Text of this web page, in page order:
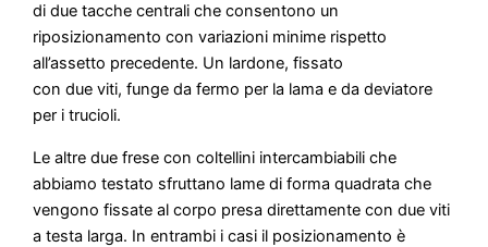
di due tacche centrali che consentono un
riposizionamento con variazioni minime rispetto
all’assetto precedente. Un lardone, fissato
con due viti, funge da fermo per la lama e da deviatore
per i trucioli.
Le altre due frese con coltellini intercambiabili che
abbiamo testato sfruttano lame di forma quadrata che
vengono fissate al corpo presa direttamente con due viti
a testa larga. In entrambi i casi il posizionamento è